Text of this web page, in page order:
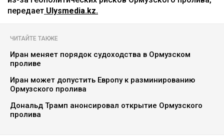
передает Ulysmedia.kz.
ЧИТАЙТЕ ТАКЖЕ
Иран меняет порядок судоходства в Ормузском
проливе
Иран может допустить Европу к разминированию
Ормузского пролива
Дональд Трамп анонсировал открытие Ормузского
пролива